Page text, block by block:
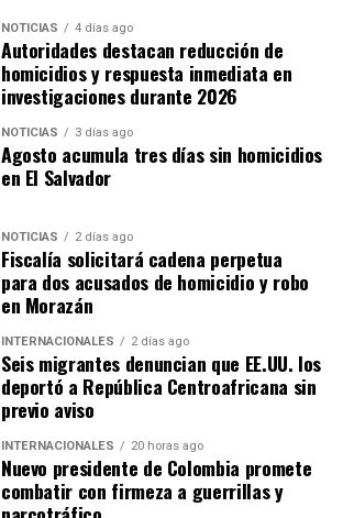
NOTICIAS 4 días ago
Autoridades destacan reducción de
homicidios y respuesta inmediata en
investigaciones durante 2026
NOTICIAS 3 días ago
Agosto acumula tres días sin homicidios
en El Salvador
NOTICIAS 2 días ago
Fiscalía solicitará cadena perpetua
para dos acusados de homicidio y robo
en Morazán
INTERNACIONALES 2 días ago
Seis migrantes denuncian que EE.UU. los
deportó a República Centroafricana sin
previo aviso
INTERNACIONALES 20 horas ago
Nuevo presidente de Colombia promete
combatir con firmeza a guerrillas y